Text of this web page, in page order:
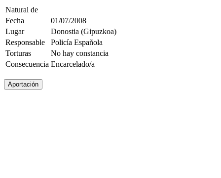
Natural de
Fecha
01/07/2008
Lugar
Donostia (Gipuzkoa)
Responsable
Policía Española
Torturas
No hay constancia
Consecuencia Encarcelado/a